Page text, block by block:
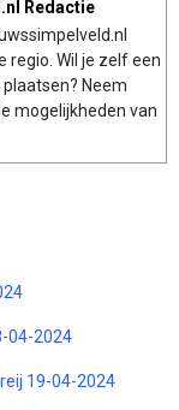
Redactie
regio. Wil je zelf een
Neem
mogelijkheden van
04-2024
19-04-2024